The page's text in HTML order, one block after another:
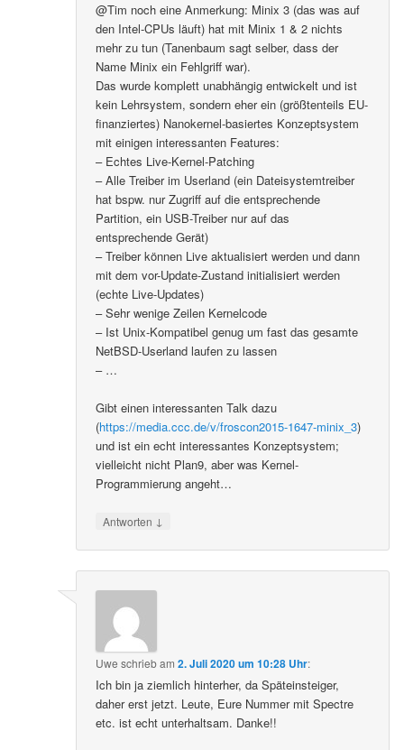
@Tim noch eine Anmerkung: Minix 3 (das was auf
den Intel-CPUs läuft) hat mit Minix 1 & 2 nichts
mehr zu tun (Tanenbaum sagt selber, dass der
Name Minix ein Fehlgriff war).
Das wurde komplett unabhängig entwickelt und ist
kein Lehrsystem, sondern eher ein (größtenteils EU-
finanziertes) Nanokernel-basiertes Konzeptsystem
mit einigen interessanten Features:
– Echtes Live-Kernel-Patching
– Alle Treiber im Userland (ein Dateisystemtreiber
hat bspw. nur Zugriff auf die entsprechende
Partition, ein USB-Treiber nur auf das
entsprechende Gerät)
– Treiber können Live aktualisiert werden und dann
mit dem vor-Update-Zustand initialisiert werden
(echte Live-Updates)
– Sehr wenige Zeilen Kernelcode
– Ist Unix-Kompatibel genug um fast das gesamte
NetBSD-Userland laufen zu lassen
– …
Gibt einen interessanten Talk dazu
(https://media.ccc.de/v/froscon2015-1647-minix_3)
und ist ein echt interessantes Konzeptsystem;
vielleicht nicht Plan9, aber was Kernel-
Programmierung angeht…
Antworten ↓
Uwe schriebam2. Juli 2020 um 10:28 Uhr:
Ich bin ja ziemlich hinterher, da Späteinsteiger,
daher erst jetzt. Leute, Eure Nummer mit Spectre
etc. ist echt unterhaltsam. Danke!!